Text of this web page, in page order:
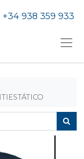
+34 938 359 933